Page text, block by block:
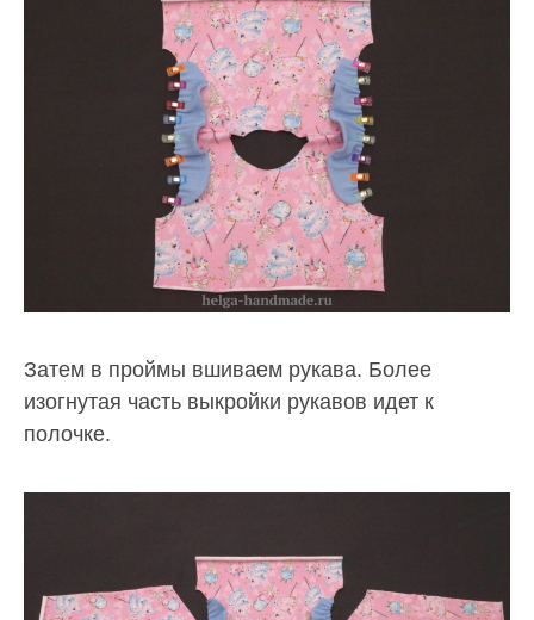
Затем в проймы вшиваем рукава. Более
изогнутая часть выкройки рукавов идет к
полочке.